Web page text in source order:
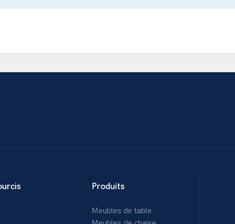
Produits
Meubles de table